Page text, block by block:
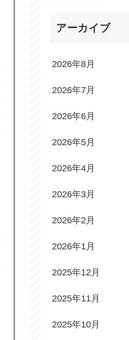
アーカイブ
2026年8月
2026年7月
2026年6月
2026年5月
2026年4月
2026年3月
2026年2月
2026年1月
2025年12月
2025年11月
2025年10月